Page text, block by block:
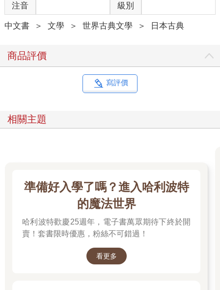
片流雲。
登覺得這樣望見的房間，實在不像平時那個母親的房間。倒像在
偷窺一個暫時離開的陌生女人的房間。那的確是女人的香閨。完
⋯⋯突然間，登察覺不對勁。
這個窺孔是自然形成的小洞嗎？抑或，這棟房子，某段時期曾有
登忽覺曾有滿頭金髮渾身濃毛的身體比自己更艱難地彎下腰，鑽
進這個此刻自己屈身鑽入的充滿灰塵的抽屜空格。狹小空間的空
他扭身從屁股先退出來，匆忙跑向隔壁房間。
當時的奇妙印象，登難以忘懷。
他說「你不該用看船當藉口，老是來媽媽的房間。你已經不是小
孩了」的房間，是母親檢查從店裡拿回來的帳本，對著面前的報
稅單托腮許久的房間。
很難發現。
仔細一看，牆壁腰板的上方，有一條傳統風格的精細木雕邊框，
——他慌忙又跑回自己的房間，手忙腳亂地折疊散落一地的衣物
注音 級別
中文書 ＞ 文學 ＞ 世界古典文學 ＞ 日本古典
商品評價
寫評價
相關主題
準備好入學了嗎？進入哈利波特
的魔法世界
哈利波特歡慶25週年，電子書萬眾期待下終於開
賣！套書限時優惠，粉絲不可錯過！
看更多